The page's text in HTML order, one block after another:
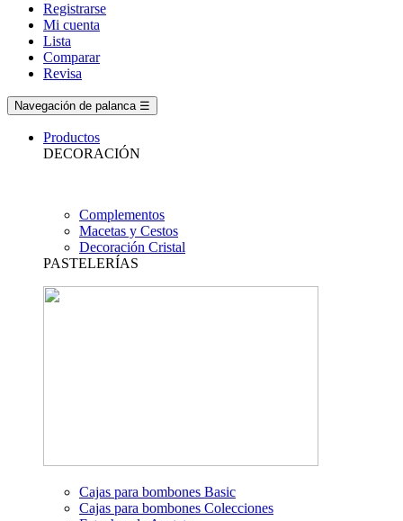
Registrarse
Mi cuenta
Lista
Comparar
Revisa
Navegación de palanca ☰
Productos
DECORACIÓN
Complementos
Macetas y Cestos
Decoración Cristal
PASTELERÍAS
Cajas para bombones Basic
Cajas para bombones Colecciones